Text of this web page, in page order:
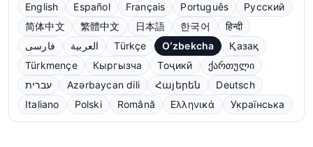
English Español Français Português
Русский
简体中文
繁體中文 日本語 한국어
हिन्दी
فارسی
العربية Türkçe Oʻzbekcha
Қазақ
Türkmençe
Кыргызча Тоҷикӣ
ქართული
עברית
Azərbaycan dili Հայերեն
Deutsch
Italiano
Polski Română Ελληνικά Українська